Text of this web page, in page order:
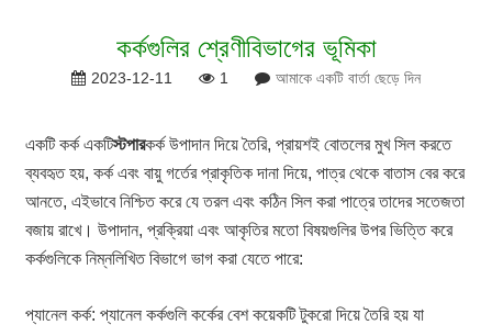
কর্কগুলির শ্রেণীবিভাগের ভূমিকা
2023-12-11 1 আমাকে একটি বার্তা ছেড়ে দিন
একটি কর্ক একটিস্টপারকর্ক উপাদান দিয়ে তৈরি, প্রায়শই বোতলের মুখ সিল করতে
ব্যবহৃত হয়, কর্ক এবং বায়ু গর্তের প্রাকৃতিক দানা দিয়ে, পাত্র থেকে বাতাস বের করে
আনতে, এইভাবে নিশ্চিত করে যে তরল এবং কঠিন সিল করা পাত্রে তাদের সতেজতা
বজায় রাখে। উপাদান, প্রক্রিয়া এবং আকৃতির মতো বিষয়গুলির উপর ভিত্তি করে
কর্কগুলিকে নিম্নলিখিত বিভাগে ভাগ করা যেতে পারে:
প্যানেল কর্ক: প্যানেল কর্কগুলি কর্কের বেশ কয়েকটি টুকরো দিয়ে তৈরি হয় যা